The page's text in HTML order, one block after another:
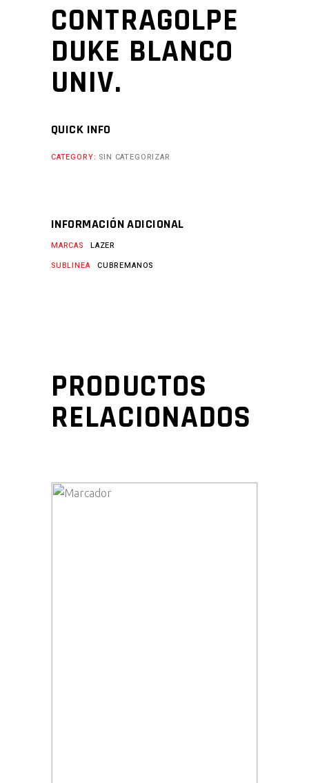
CONTRAGOLPE
DUKE BLANCO
UNIV.
QUICK INFO
CATEGORY: SIN CATEGORIZAR
INFORMACIÓN ADICIONAL
MARCAS
LAZER
SUBLINEA
CUBREMANOS
PRODUCTOS
RELACIONADOS